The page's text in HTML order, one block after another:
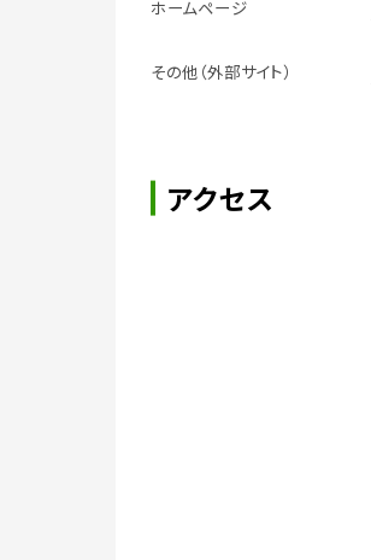
ホームページ
その他（外部サイト）
アクセス